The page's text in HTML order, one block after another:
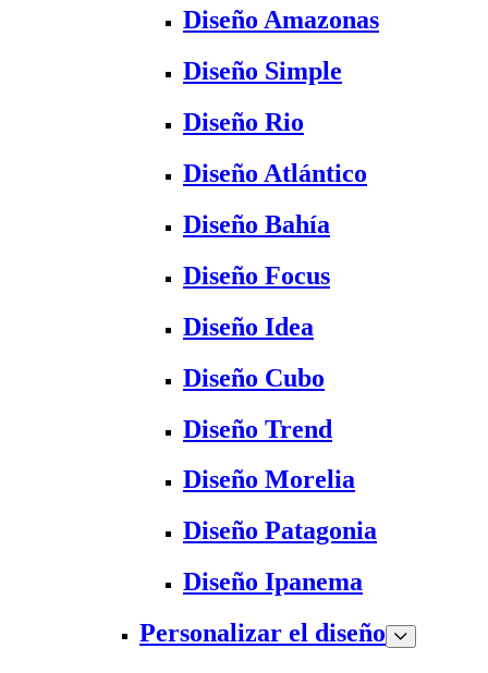
Diseño Amazonas
Diseño Simple
Diseño Rio
Diseño Atlántico
Diseño Bahía
Diseño Focus
Diseño Idea
Diseño Cubo
Diseño Trend
Diseño Morelia
Diseño Patagonia
Diseño Ipanema
Personalizar el diseño